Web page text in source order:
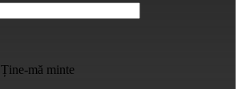
Ține-mă minte